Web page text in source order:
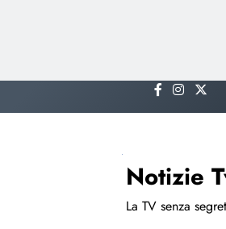
to
Notizie
La TV senza